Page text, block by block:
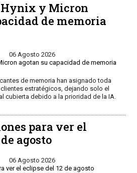
Hynix y Micron
de memoria
06 Agosto 2026
de memoria han asignado toda
estratégicos, dejando solo el
cubierta debido a la prioridad de la IA.
para ver el
agosto
06 Agosto 2026